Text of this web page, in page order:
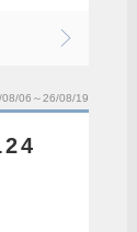
08/06～26/08/19